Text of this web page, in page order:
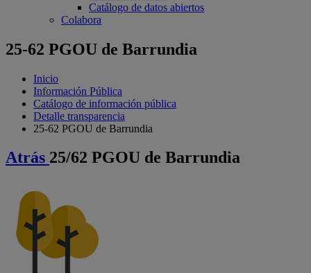
Catálogo de datos abiertos
Colabora
25-62 PGOU de Barrundia
Inicio
Información Pública
Catálogo de información pública
Detalle transparencia
25-62 PGOU de Barrundia
Atrás 25/62 PGOU de Barrundia